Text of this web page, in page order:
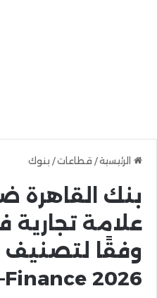
الرئيسية/ قطاعات/ بنوك
علامة تجارية
Finance 2026– المؤشرات نت